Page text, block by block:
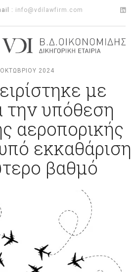
: info@vdilawfirm.com
2024
με
την υπόθεση
αεροπορικής
εκκαθάριση
βαθμό